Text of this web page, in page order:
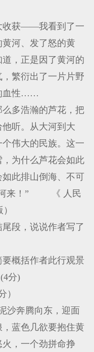
收获——我看到了一
河、发了怒的黄
，正是因了黄河的
繁衍出了一片片野
血性……
多浩瀚的芦花，把
听。从大河到大
伟大的民族。这一
为什么芦花会如此
此排山倒海、不可
河来！” 《 人民
段，说说作者写了
概括作者此行观景
分)
）
沙奔腾向东，迎面
蓝色几欲要抱住黄
，一个劲拼命挣